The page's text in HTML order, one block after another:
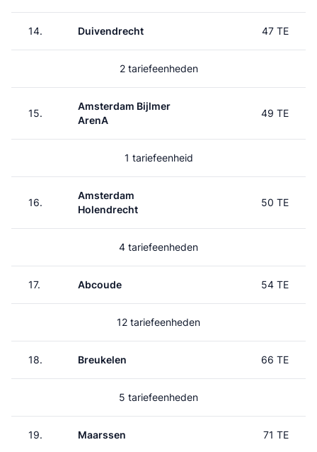
14. Duivendrecht 47 TE
2 tariefeenheden
15.
Amsterdam Bijlmer
ArenA
49 TE
1 tariefeenheid
16.
Amsterdam
Holendrecht
50 TE
4 tariefeenheden
17. Abcoude 54 TE
12 tariefeenheden
18. Breukelen 66 TE
5 tariefeenheden
19. Maarssen 71 TE